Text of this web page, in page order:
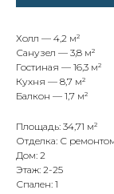
Холл — 4,2 м²
Санузел — 3,8 м²
Гостиная — 16,3 м²
Кухня — 8,7 м²
Балкон — 1,7 м²
Площадь: 34,71 м²
Отделка: С
Дом: 2
Этаж: 2-25
Спален: 1